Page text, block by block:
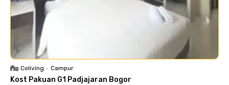
Coliving • Campur
Kost Pakuan G1 Padjajaran Bogor